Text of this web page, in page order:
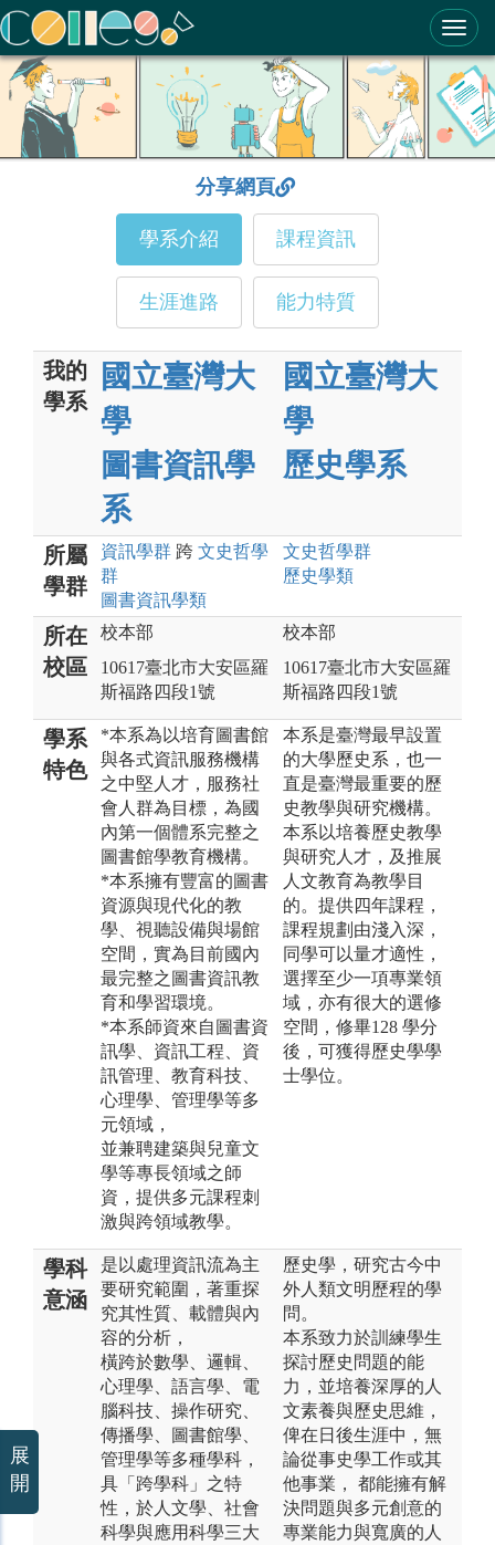
ColleGo! 大學選才與高中育才輔助系統
分享網頁
學系介紹 課程資訊
生涯進路 能力特質
我的
學系
國立臺灣大
學
圖書資訊學
系
國立臺灣大
學
歷史學系
所屬
學群
資訊學群 跨 文史哲學
群
圖書資訊學類
文史哲學群
歷史學類
所在
校區
校本部
10617臺北市大安區羅
斯福路四段1號
校本部
10617臺北市大安區羅
斯福路四段1號
學系
特色
*本系為以培育圖書館
與各式資訊服務機構
之中堅人才，服務社
會人群為目標，為國
內第一個體系完整之
圖書館學教育機構。
*本系擁有豐富的圖書
資源與現代化的教
學、視聽設備與場館
空間，實為目前國內
最完整之圖書資訊教
育和學習環境。
*本系師資來自圖書資
訊學、資訊工程、資
訊管理、教育科技、
心理學、管理學等多
元領域，
並兼聘建築與兒童文
學等專長領域之師
資，提供多元課程刺
激與跨領域教學。
本系是臺灣最早設置
的大學歷史系，也一
直是臺灣最重要的歷
史教學與研究機構。
本系以培養歷史教學
與研究人才，及推展
人文教育為教學目
的。提供四年課程，
課程規劃由淺入深，
同學可以量才適性，
選擇至少一項專業領
域，亦有很大的選修
空間，修畢128 學分
後，可獲得歷史學學
士學位。
學科
意涵
是以處理資訊流為主
要研究範圍，著重探
究其性質、載體與內
容的分析，
橫跨於數學、邏輯、
心理學、語言學、電
腦科技、操作研究、
傳播學、圖書館學、
管理學等多種學科，
具「跨學科」之特
性，於人文學、社會
科學與應用科學三大
歷史學，研究古今中
外人類文明歷程的學
問。
本系致力於訓練學生
探討歷史問題的能
力，並培養深厚的人
文素養與歷史思維，
俾在日後生涯中，無
論從事史學工作或其
他事業， 都能擁有解
決問題與多元創意的
專業能力與寬廣的人
展
開